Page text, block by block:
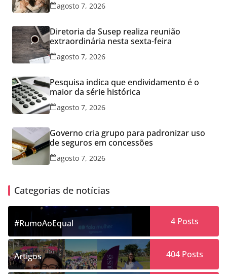
agosto 7, 2026
Diretoria da Susep realiza reunião
extraordinária nesta sexta-feira
agosto 7, 2026
Pesquisa indica que endividamento é o
maior da série histórica
agosto 7, 2026
Governo cria grupo para padronizar uso
de seguros em concessões
agosto 7, 2026
Categorias de notícias
#RumoAoEqual 4Posts
Artigos 404Posts